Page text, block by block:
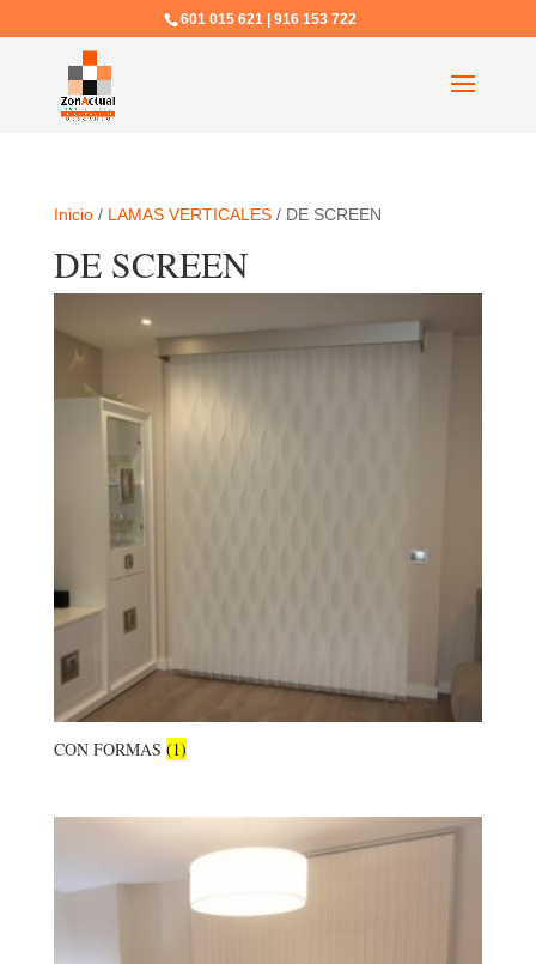
601 015 621 | 916 153 722
Inicio/ LAMAS VERTICALES/ DE SCREEN
DE SCREEN
CON FORMAS (1)